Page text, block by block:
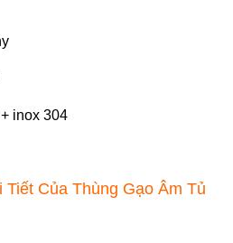
inox 304
Của Thùng Gạo Âm Tủ